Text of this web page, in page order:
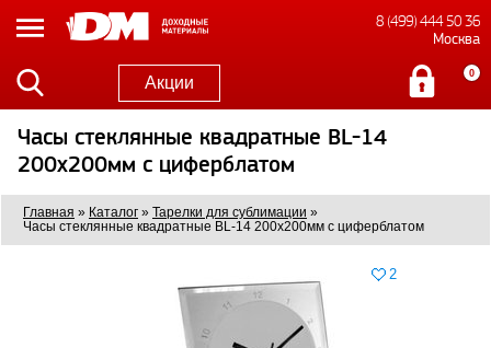
8 (499) 444 50 36
Москва
Акции 0
Часы стеклянные квадратные BL-14
200x200мм с циферблатом
Главная » Каталог » Тарелки для сублимации »
Часы стеклянные квадратные BL-14 200x200мм с циферблатом
2